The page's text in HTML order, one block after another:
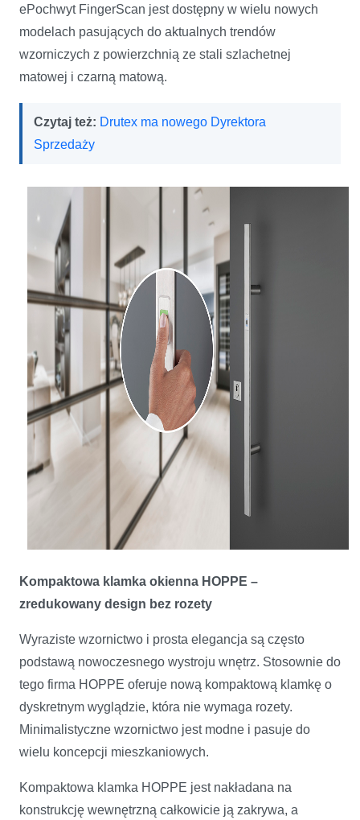
ePochwyt FingerScan jest dostępny w wielu nowych
modelach pasujących do aktualnych trendów
wzorniczych z powierzchnią ze stali szlachetnej
matowej i czarną matową.
Czytaj też: Drutex ma nowego Dyrektora
Sprzedaży
Kompaktowa klamka okienna HOPPE –
zredukowany design bez rozety
Wyraziste wzornictwo i prosta elegancja są często
podstawą nowoczesnego wystroju wnętrz. Stosownie do
tego firma HOPPE oferuje nową kompaktową klamkę o
dyskretnym wyglądzie, która nie wymaga rozety.
Minimalistyczne wzornictwo jest modne i pasuje do
wielu koncepcji mieszkaniowych.
Kompaktowa klamka HOPPE jest nakładana na
konstrukcję wewnętrzną całkowicie ją zakrywa, a